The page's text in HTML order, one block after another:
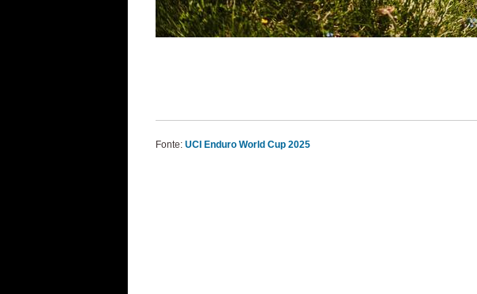
Fonte: UCI Enduro World Cup 2025